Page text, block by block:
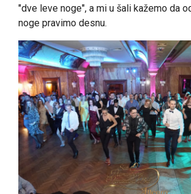
"dve leve noge", a mi u šali kažemo da
noge pravimo desnu.